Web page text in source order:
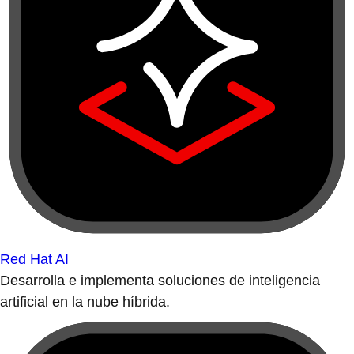
Red Hat AI
Desarrolla e implementa soluciones de inteligencia
artificial en la nube híbrida.